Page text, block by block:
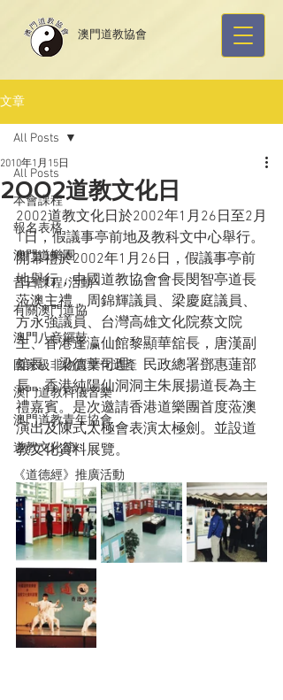
​澳門道教協會
文章
All Posts
本會課程
報名表格
澳門道樂團
昔日課程/活動
有關澳門道協
澳門八音鑼鼓
國家級非物質文化遺產
澳門道教科儀音樂
澳門道教青年協會
道教文化節
《道德經》推廣活動
All Posts
2002道教文化日
2010年1月15日
2002道教文化日於2002年1月26日至2月
1日，假議事亭前地及教科文中心舉行。
開幕禮於2002年1月26日，假議事亭前
地舉行，中國道教協會會長閔智亭道長
蒞澳主禮，周錦輝議員、梁慶庭議員、
方永強議員、台灣高雄文化院蔡文院
主、香港蓬瀛仙館黎顯華舘長，唐漢副
舘長、梁德華司理、民政總署鄧惠蓮部
長，香港純陽仙洞洞主朱展揚道長為主
禮嘉賓。是次邀請香港道樂團首度蒞澳
演出及陳式太極會表演太極劍。並設道
教文化資料展覽。